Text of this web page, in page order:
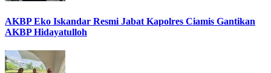
AKBP Eko Iskandar Resmi Jabat Kapolres Ciamis Gantikan
AKBP Hidayatulloh